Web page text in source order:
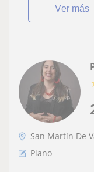
ver más
San Martín De
Piano